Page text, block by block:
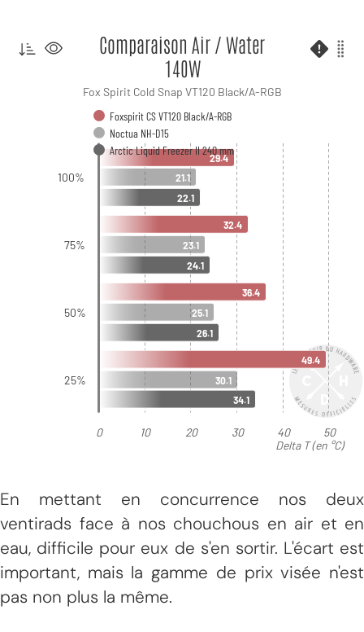
En mettant en concurrence nos deux
ventirads face à nos chouchous en air et en
eau, difficile pour eux de s'en sortir. L'écart est
important, mais la gamme de prix visée n'est
pas non plus la même.